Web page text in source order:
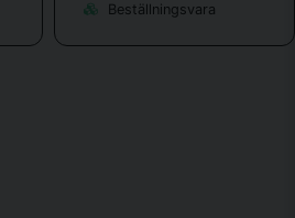
Beställningsvara